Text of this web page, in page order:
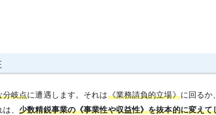
分岐点に遭遇します。それは《業務請負的立場》に回るか
は、少数精鋭事業の《事業性や収益性》を抜本的に変えて